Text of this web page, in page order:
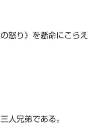
怒り》を懸命にこらえ
人兄弟である。